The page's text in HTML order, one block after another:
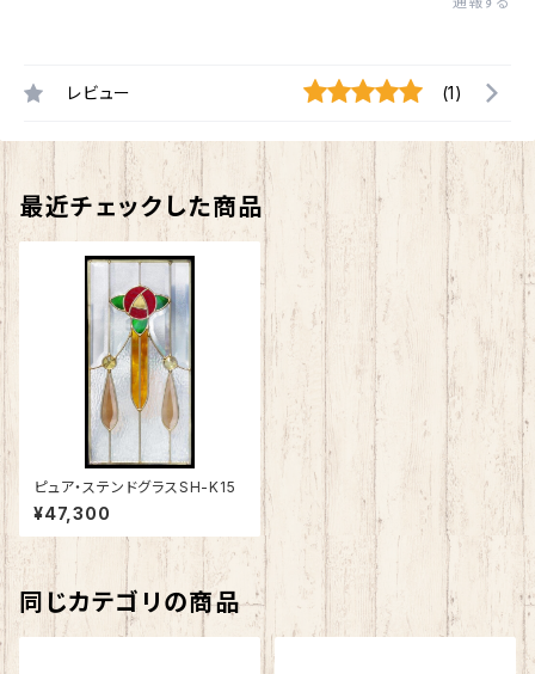
レビュー (1)
最近チェックした商品
ピュア・ステンドグラスSH-K15
¥47,300
同じカテゴリの商品